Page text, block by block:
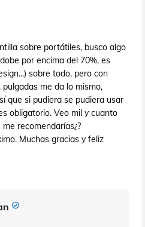
sobre portátiles, busco algo
por encima del 70%, es
sobre todo, pero con
me da lo mismo,
que si pudiera se pudiera usar
obligatorio. Veo mil y cuanto
recomendarías¿?
Muchas gracias y feliz